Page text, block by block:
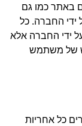
באתר כמו גם
החברה. כל
ידי החברה אלא
של משתמש
כל אחריות